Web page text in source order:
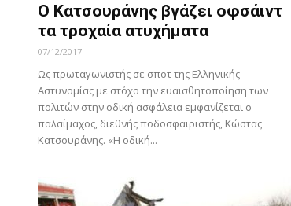
Ο Κατσουράνης βγάζει οφσάιντ
τα τροχαία ατυχήματα
07/12/2017
Ως πρωταγωνιστής σε σποτ της Ελληνικής
Αστυνομίας με στόχο την ευαισθητοποίηση των
πολιτών στην οδική ασφάλεια εμφανίζεται ο
παλαίμαχος, διεθνής ποδοσφαιριστής, Κώστας
Κατσουράνης. «Η οδική...